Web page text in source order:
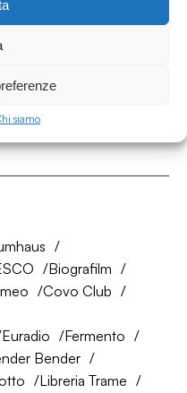
siamo
Biografilm
Covo Club
Euradio
Fermento
Bender
Libreria Trame